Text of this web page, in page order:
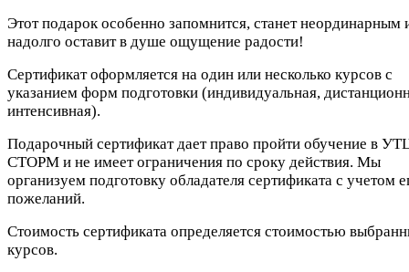
Этот подарок особенно запомнится, станет неординарным
надолго оставит в душе ощущение радости!
Сертификат оформляется на один или несколько курсов с
указанием форм подготовки (индивидуальная,
интенсивная).
Подарочный сертификат дает право пройти обучение в
СТОРМ и не имеет ограничения по сроку действия. Мы
организуем подготовку обладателя сертификата с учетом
пожеланий.
Стоимость сертификата определяется стоимостью
курсов.